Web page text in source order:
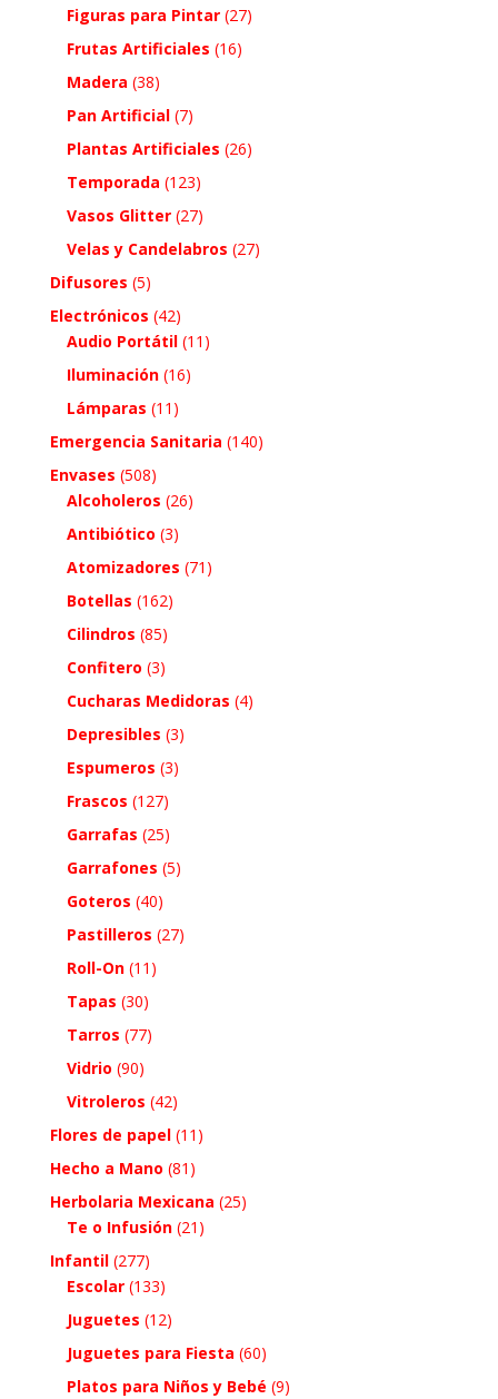
Figuras para Pintar (27)
Frutas Artificiales (16)
Madera (38)
Pan Artificial (7)
Plantas Artificiales (26)
Temporada (123)
Vasos Glitter (27)
Velas y Candelabros (27)
Difusores (5)
Electrónicos (42)
Audio Portátil (11)
Iluminación (16)
Lámparas (11)
Emergencia Sanitaria (140)
Envases (508)
Alcoholeros (26)
Antibiótico (3)
Atomizadores (71)
Botellas (162)
Cilindros (85)
Confitero (3)
Cucharas Medidoras (4)
Depresibles (3)
Espumeros (3)
Frascos (127)
Garrafas (25)
Garrafones (5)
Goteros (40)
Pastilleros (27)
Roll-On (11)
Tapas (30)
Tarros (77)
Vidrio (90)
Vitroleros (42)
Flores de papel (11)
Hecho a Mano (81)
Herbolaria Mexicana (25)
Te o Infusión (21)
Infantil (277)
Escolar (133)
Juguetes (12)
Juguetes para Fiesta (60)
Platos para Niños y Bebé (9)